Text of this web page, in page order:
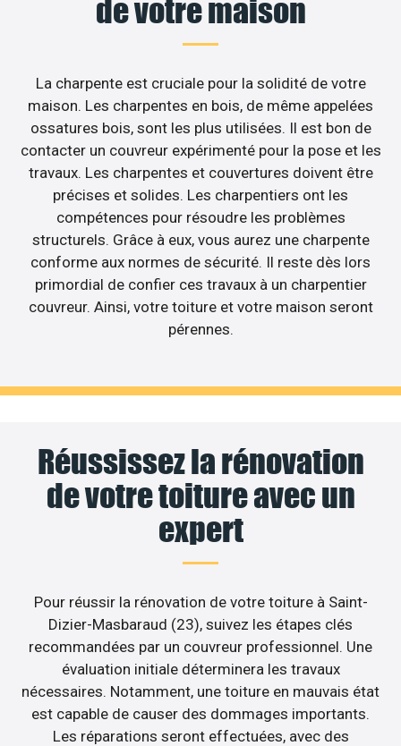
de votre maison
La charpente est cruciale pour la solidité de votre
maison. Les charpentes en bois, de même appelées
ossatures bois, sont les plus utilisées. Il est bon de
contacter un couvreur expérimenté pour la pose et les
travaux. Les charpentes et couvertures doivent être
précises et solides. Les charpentiers ont les
compétences pour résoudre les problèmes
structurels. Grâce à eux, vous aurez une charpente
conforme aux normes de sécurité. Il reste dès lors
primordial de confier ces travaux à un charpentier
couvreur. Ainsi, votre toiture et votre maison seront
pérennes.
Réussissez la rénovation
de votre toiture avec un
expert
Pour réussir la rénovation de votre toiture à Saint-
Dizier-Masbaraud (23), suivez les étapes clés
recommandées par un couvreur professionnel. Une
évaluation initiale déterminera les travaux
nécessaires. Notamment, une toiture en mauvais état
est capable de causer des dommages importants.
Les réparations seront effectuées, avec des